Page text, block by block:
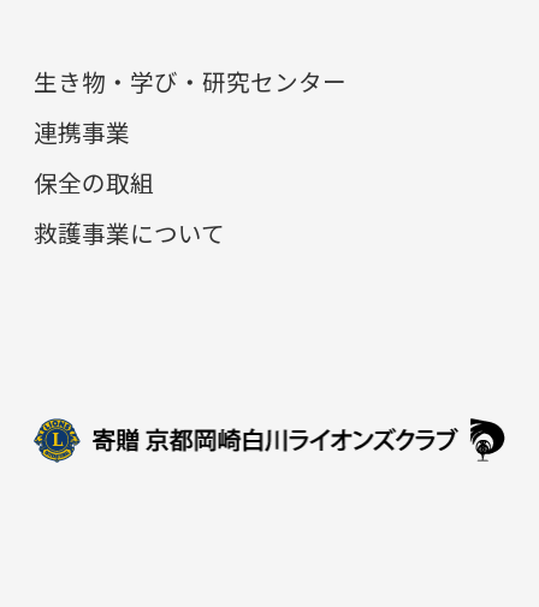
生き物・学び・研究センター
連携事業
保全の取組
救護事業について